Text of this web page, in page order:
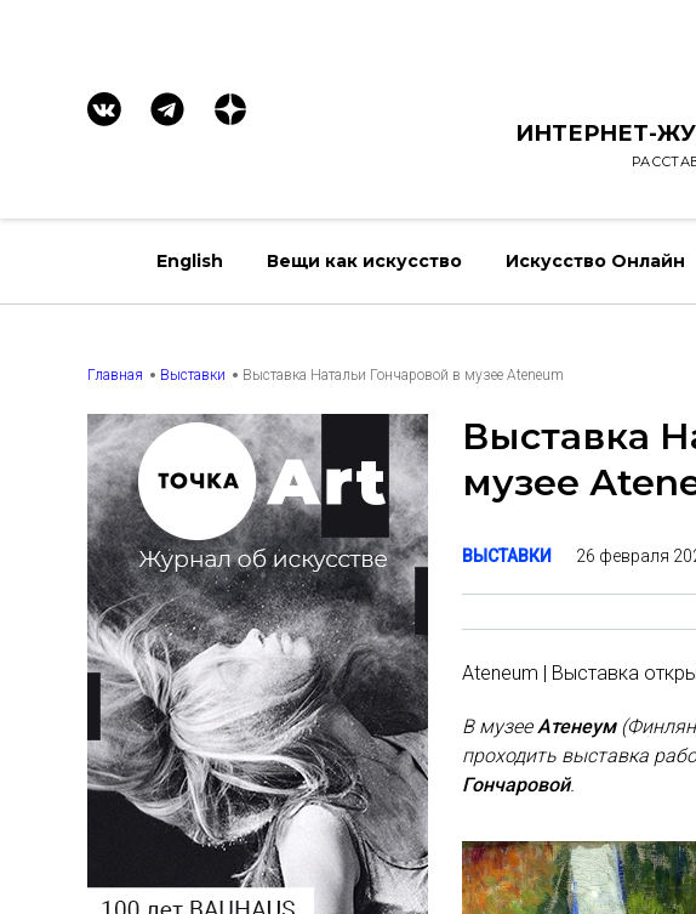
ИНТЕРНЕТ-
English Вещи как искусство Искусство Онлайн
Главная Выставки Выставка Натальи Гончаровой в музее Аteneum
Выставка
музее
ВЫСТАВКИ 26 февраля
Ateneum | Выставка
В музееАтенеум
проходить выставка
Гончаровой.